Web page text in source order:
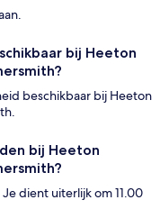
bij Heeton
beschikbaar bij Heeton
bij Heeton
dient uiterlijk om 11.00